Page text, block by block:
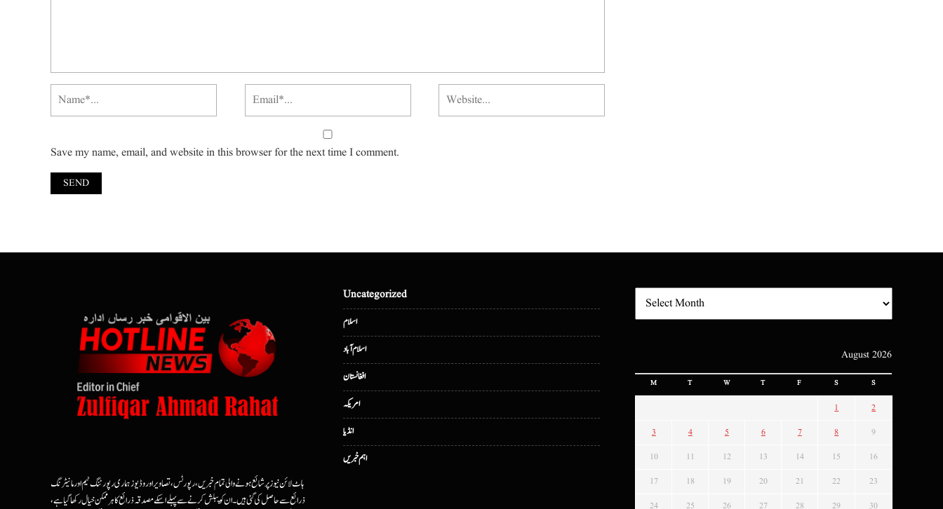
Save my name, email, and website in this browser for the next time I comment.
ہاٹ لائن نیوز پر شائع ہونے والی تمام خبریں، رپورٹس، تصاویر اور وڈیوز ہماری رپورٹنگ ٹیم اور مانیٹرنگ
ذرائع سے حاصل کی گئی ہیں۔ ان کو پبلش کرنے سے پہلے اسکے مصدقہ ذرائع کا ہرممکن خیال رکھا گیا ہے،
Uncategorized
اسلام
اسلام آباد
افغانستان
امریکہ
انڈیا
اہم خبریں
August 2026
M T W T F S S
1 2
3 4 5 6 7 8 9
10 11 12 13 14 15 16
17 18 19 20 21 22 23
24 25 26 27 28 29 30